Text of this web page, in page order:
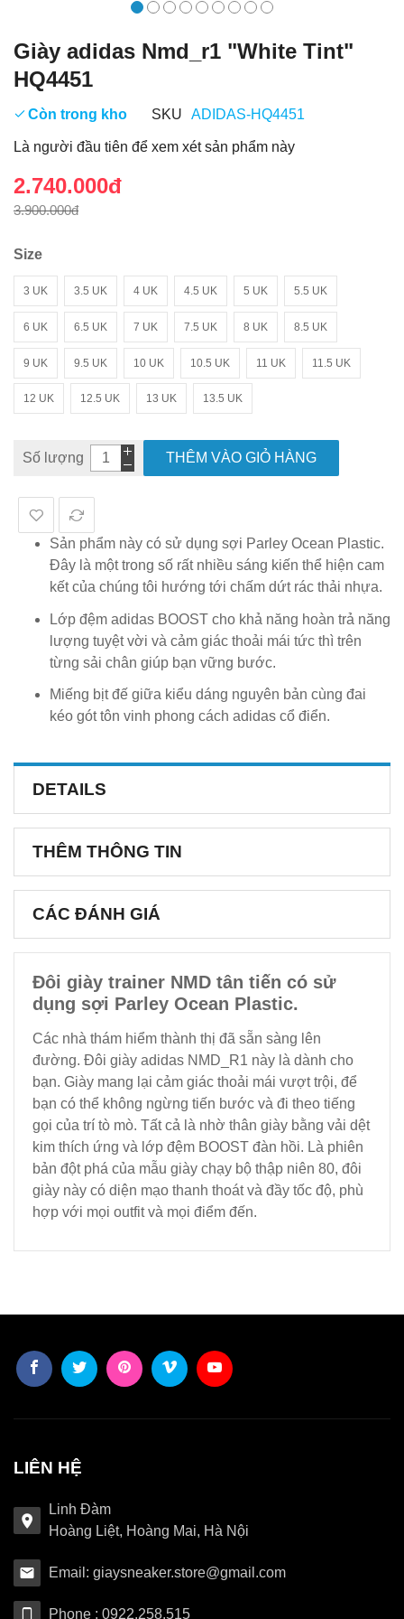
Giày adidas Nmd_r1 "White Tint"
HQ4451
Còn trong kho SKU ADIDAS-HQ4451
Là người đầu tiên để xem xét sản phẩm này
2.740.000đ
3.900.000đ
Size
3 UK 3.5 UK 4 UK 4.5 UK 5 UK 5.5 UK
6 UK 6.5 UK 7 UK 7.5 UK 8 UK 8.5 UK
9 UK 9.5 UK 10 UK 10.5 UK 11 UK 11.5 UK
12 UK 12.5 UK 13 UK 13.5 UK
Số lượng THÊM VÀO GIỎ HÀNG
Sản phẩm này có sử dụng sợi Parley Ocean Plastic.
Đây là một trong số rất nhiều sáng kiến thể hiện cam
kết của chúng tôi hướng tới chấm dứt rác thải nhựa.
Lớp đệm adidas BOOST cho khả năng hoàn trả năng
lượng tuyệt vời và cảm giác thoải mái tức thì trên
từng sải chân giúp bạn vững bước.
Miếng bịt đế giữa kiểu dáng nguyên bản cùng đai
kéo gót tôn vinh phong cách adidas cổ điển.
DETAILS
THÊM THÔNG TIN
CÁC ĐÁNH GIÁ
Đôi giày trainer NMD tân tiến có sử
dụng sợi Parley Ocean Plastic.
Các nhà thám hiểm thành thị đã sẵn sàng lên
đường. Đôi giày adidas NMD_R1 này là dành cho
bạn. Giày mang lại cảm giác thoải mái vượt trội, để
bạn có thể không ngừng tiến bước và đi theo tiếng
gọi của trí tò mò. Tất cả là nhờ thân giày bằng vải dệt
kim thích ứng và lớp đệm BOOST đàn hồi. Là phiên
bản đột phá của mẫu giày chạy bộ thập niên 80, đôi
giày này có diện mạo thanh thoát và đầy tốc độ, phù
hợp với mọi outfit và mọi điểm đến.
LIÊN HỆ
Linh Đàm
Hoàng Liệt, Hoàng Mai, Hà Nội
Email: giaysneaker.store@gmail.com
Phone : 0922.258.515